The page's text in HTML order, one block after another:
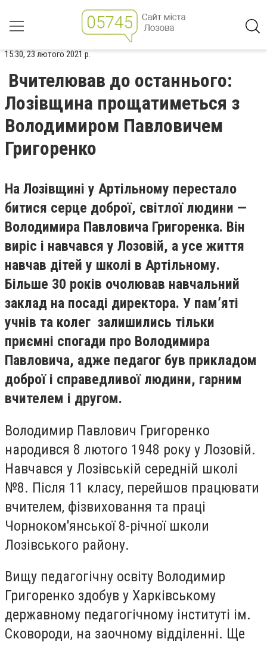
15:30, 23 лютого 2021 р.
Вчителював до останнього:
Лозівщина прощатиметься з
Володимиром Павловичем
Григоренко
На Лозівщині у Артільному перестало
битися серце доброї, світлої людини —
Володимира Павловича Григоренка. Він
виріс і навчався у Лозовій, а усе життя
навчав дітей у школі в Артільному.
Більше 30 років очолював навчальний
заклад на посаді директора. У пам’яті
учнів та колег залишились тільки
приємні спогади про Володимира
Павловича, адже педагог був прикладом
доброї і справедливої людини, гарним
вчителем і другом.
Володимир Павлович Григоренко
народився 8 лютого 1948 року у Лозовій.
Навчався у Лозівській середній школі
№8. Після 11 класу, перейшов працювати
вчителем, фізвиховання та праці
Чорноком′янської 8-річної школи
Лозівського району.
Вищу педагогічну освіту Володимир
Григоренко здобув у Харківському
державному педагогічному інституті ім.
Сковороди, на заочному відділенні. Ще